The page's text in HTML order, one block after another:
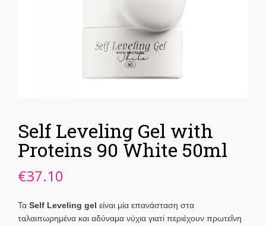
Self Leveling Gel with
Proteins 90 White 50ml
€37.10
Τα Self Leveling gel είναι μία επανάσταση στα
ταλαιπωρημένα και αδύναμα νύχια γιατί περιέχουν πρωτεΐνη